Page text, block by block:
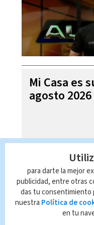
Mi Casa es
agosto 2026
para darte la mejor
publicidad, entre otras
das tu consentimiento
nuestra Política de
en tu